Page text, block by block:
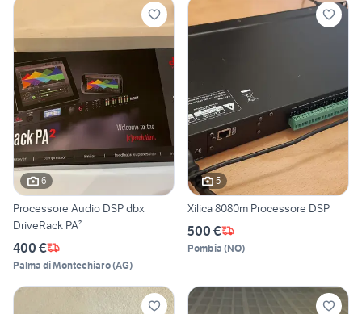
6
Processore Audio DSP dbx
DriveRack PA²
400 €
Palma di Montechiaro(AG)
5
Xilica 8080m Processore DSP
500 €
Pombia (NO)